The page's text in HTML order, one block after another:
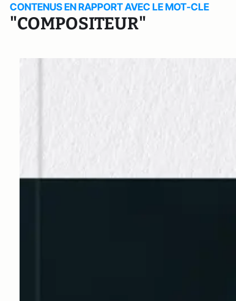
CONTENUS EN RAPPORT AVEC LE MOT-CLE
"COMPOSITEUR"